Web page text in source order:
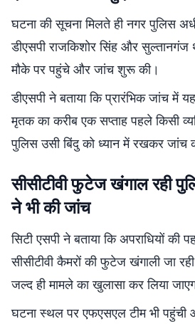
घटना की सूचना मिलते ही नगर पुलिस
डीएसपी राजकिशोर सिंह और सुल्तानगंज
मौके पर पहुंचे और जांच शुरू की।
डीएसपी ने बताया कि प्रारंभिक जांच में
मृतक का करीब एक सप्ताह पहले किसी
पुलिस उसी बिंदु को ध्यान में रखकर जांच
सीसीटीवी फुटेज खंगाल रही
ने भी की जांच
सिटी एसपी ने बताया कि अपराधियों
सीसीटीवी कैमरों की फुटेज खंगाली जा
जल्द ही मामले का खुलासा कर लिया
घटना स्थल पर एफएसएल टीम भी पहुंची